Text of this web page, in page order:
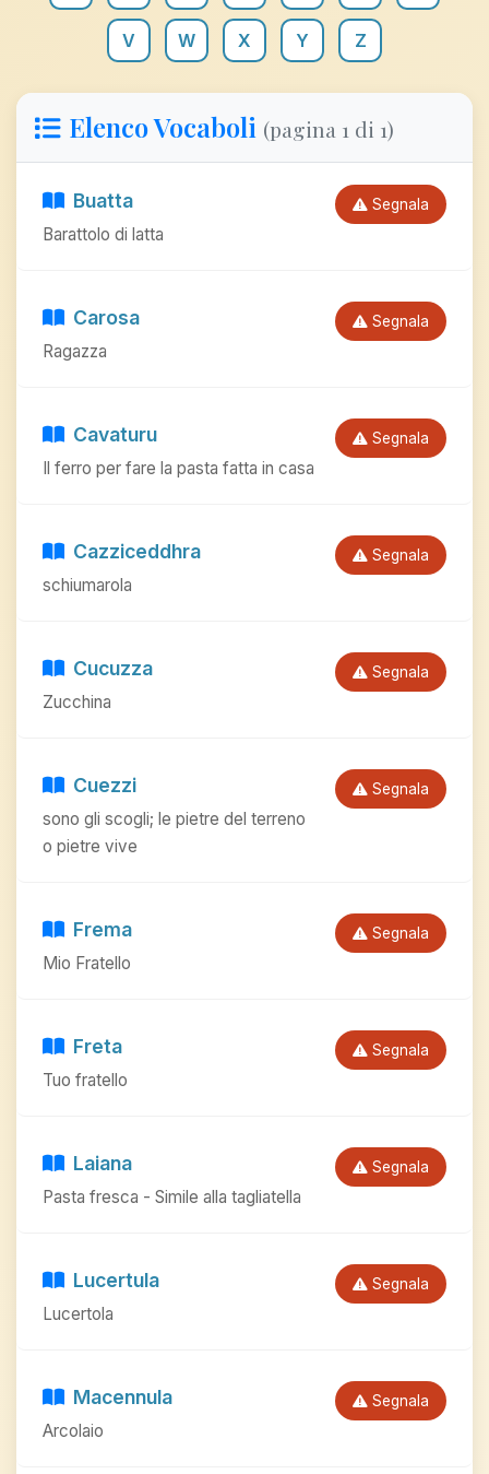
V W X Y Z
Elenco Vocaboli (pagina 1 di 1)
Buatta
Barattolo di latta
Segnala
Carosa
Ragazza
Segnala
Cavaturu
Il ferro per fare la pasta fatta in casa
Segnala
Cazziceddhra
schiumarola
Segnala
Cucuzza
Zucchina
Segnala
Cuezzi
sono gli scogli; le pietre del terreno
o pietre vive
Segnala
Frema
Mio Fratello
Segnala
Freta
Tuo fratello
Segnala
Laiana
Pasta fresca - Simile alla tagliatella
Segnala
Lucertula
Lucertola
Segnala
Macennula
Arcolaio
Segnala